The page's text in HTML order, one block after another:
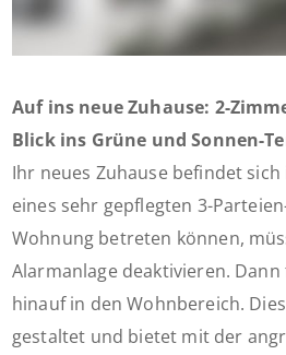
Auf ins neue Zuhause: 2-
Blick ins Grüne und Sonnen-
Ihr neues Zuhause befindet sich
eines sehr gepflegten 3-
Wohnung betreten können,
Alarmanlage deaktivieren.
hinauf in den Wohnbereich.
gestaltet und bietet mit der